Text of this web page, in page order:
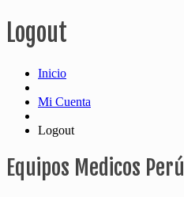
Logout
Inicio
Mi Cuenta
Logout
Equipos Medicos Perú